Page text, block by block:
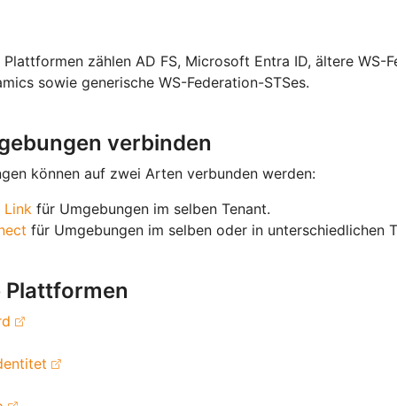
zählen AD FS, Microsoft Entra ID, ältere WS-
sowie generische WS-Federation-STSes.
verbinden
können auf zwei Arten verbunden werden:
Link für Umgebungen im selben Tenant.
für Umgebungen im selben oder in unterschiedlichen